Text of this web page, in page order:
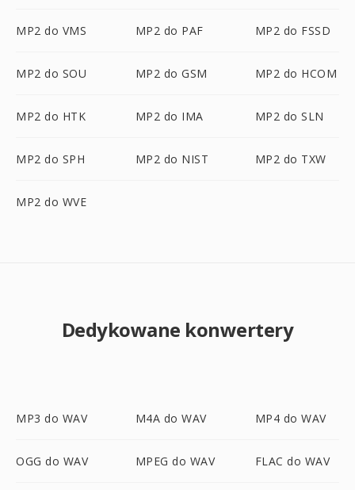
MP2 do VMS MP2 do PAF MP2 do FSSD
MP2 do SOU MP2 do GSM MP2 do HCOM
MP2 do HTK MP2 do IMA MP2 do SLN
MP2 do SPH MP2 do NIST MP2 do TXW
MP2 do WVE
Dedykowane konwertery
MP3 do WAV M4A do WAV MP4 do WAV
OGG do WAV MPEG do WAV FLAC do WAV